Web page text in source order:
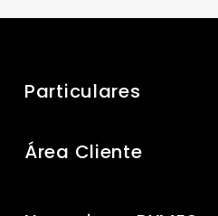
Particulares
Área Cliente